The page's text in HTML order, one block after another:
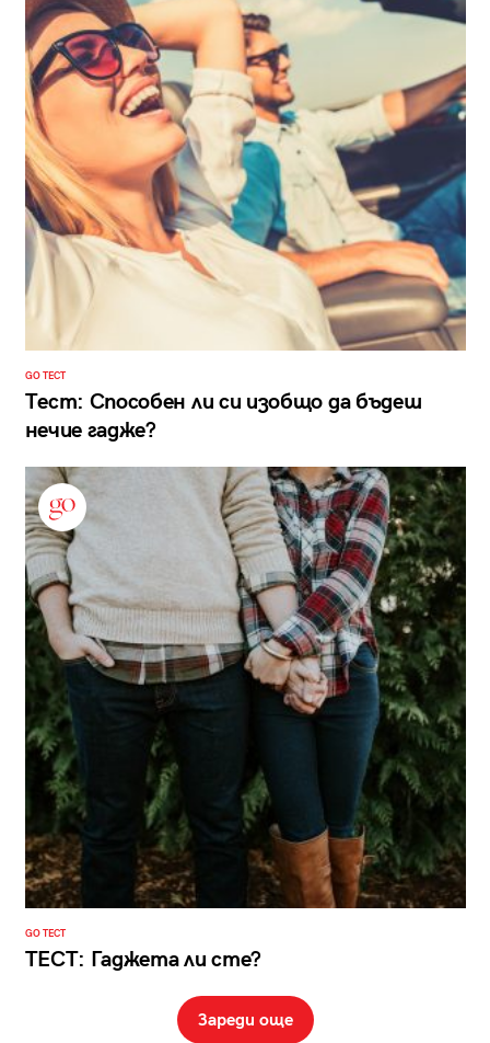
GO ТЕСТ
Тест: Способен ли си изобщо да бъдеш
нечие гадже?
GO ТЕСТ
ТЕСТ: Гаджета ли сте?
Зареди още